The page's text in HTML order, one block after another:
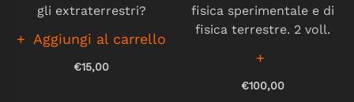
gli extraterrestri?
Aggiungi al carrello
€15,00
fisica sperimentale e di
fisica terrestre. 2 voll.
€100,00